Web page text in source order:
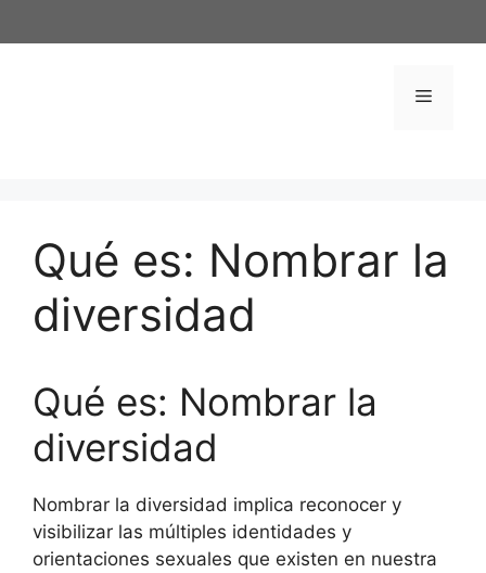
al
Menú
Qué es: Nombrar la
diversidad
Qué es: Nombrar la
diversidad
Nombrar la diversidad implica reconocer y
visibilizar las múltiples identidades y
orientaciones sexuales que existen en nuestra